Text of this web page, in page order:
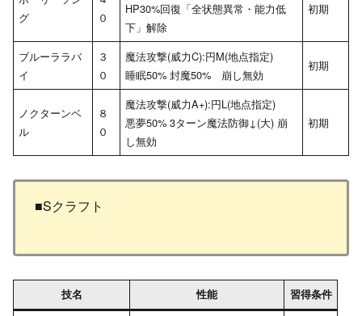
グ
０
HP30%回復「全状態異常・能力低
下」解除
初期
ブルーララバ
イ
３
０
魔法攻撃(威力C):円M(地点指定)
睡眠50% 封魔50% 崩し無効
初期
ノクターンベ
ル
８
０
魔法攻撃(威力A+):円L(地点指定)
悪夢50% 3ターン魔法防御↓(大) 崩
し無効
初期
■Sクラフト
技名 性能 習得条件